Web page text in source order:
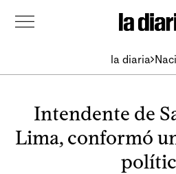
la diaria
Intendente de
Lima, conformó